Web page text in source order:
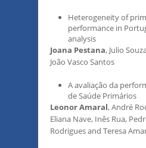
Heterogeneity of
performance in
analysis
Joana Pestana, Julio
João Vasco Santos
A avaliação da
de Saúde Primários
Leonor Amaral, André
Eliana Nave, Inês Rua,
Rodrigues and Teresa